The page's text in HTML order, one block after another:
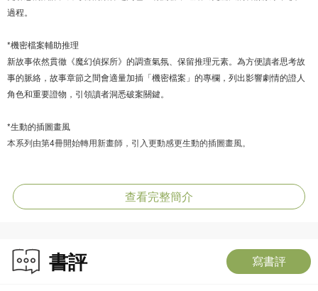
過程。
*機密檔案輔助推理
新故事依然貫徹《魔幻偵探所》的調查氣氛、保留推理元素。為方便讀者思考故
事的脈絡，故事章節之間會適量加插「機密檔案」的專欄，列出影響劇情的證人
角色和重要證物，引領讀者洞悉破案關鍵。
*生動的插圖畫風
本系列由第4冊開始轉用新畫師，引入更動感更生動的插圖畫風。
推理頭腦、魔法力量、機智布局和團隊精神！
世界看似和平，但在一些與世隔絕的角落，原來有多個稱作「異域」的鎮子，用
南森博士退休後，接管「魔幻偵探所」的海倫主任再次臨危受命，成為魔法警
察，前往這個紛亂的異域調查亂局的源頭。她的拍擋包括捉妖經驗豐富，但外表
查看完整簡介
書評 寫書評